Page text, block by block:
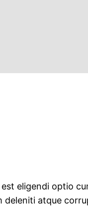
eligendi optio
atque